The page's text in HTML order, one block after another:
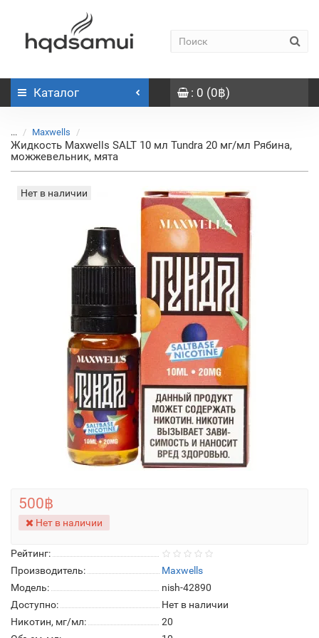
Каталог : 0 (0฿)
... Maxwells
Жидкость Maxwells SALT 10 мл Tundra 20 мг/мл Рябина,
можжевельник, мята
Нет в наличии
Рейтинг:
Производитель:
Maxwells
Модель:
nish-42890
Доступно:
Нет в наличии
Никотин, мг/мл:
20
500฿
Нет в наличии